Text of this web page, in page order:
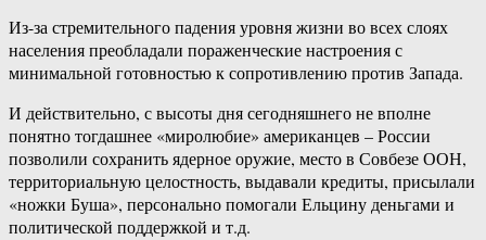
Из-за стремительного падения уровня жизни во всех слоях
населения преобладали пораженческие настроения с
минимальной готовностью к сопротивлению против Запада.
И действительно, с высоты дня сегодняшнего не вполне
понятно тогдашнее «миролюбие» американцев – России
позволили сохранить ядерное оружие, место в Совбезе ООН,
территориальную целостность, выдавали кредиты, присылали
«ножки Буша», персонально помогали Ельцину деньгами и
политической поддержкой и т.д.